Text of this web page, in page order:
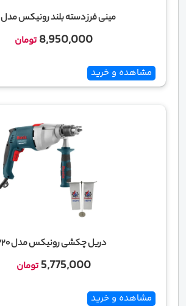
مینی فرز دسته بلند رونیکس مدل 3160
8,950,000 تومان
مشاهده و خرید
دریل چکشی رونیکس مدل 2220
5,775,000 تومان
مشاهده و خرید